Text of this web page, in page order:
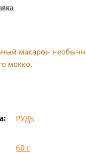
макарон
мокко.
РУДЬ
60 г